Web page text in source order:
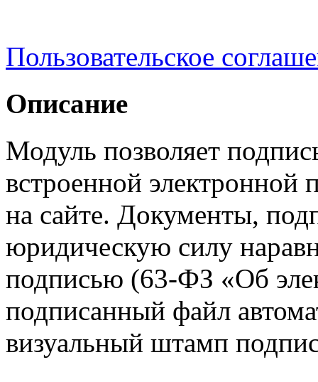
Пользовательское
Описание
Модуль позволяет
встроенной
на сайте. Документы,
юридическую силу
подписью (63-ФЗ «Об
подписанный файл
визуальный штамп